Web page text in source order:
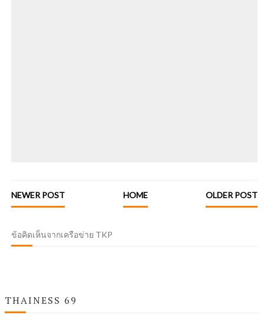
NEWER POST OLDER POST
HOME
ข้อคิดเห็นจากเครือข่าย TKP
THAINESS 69